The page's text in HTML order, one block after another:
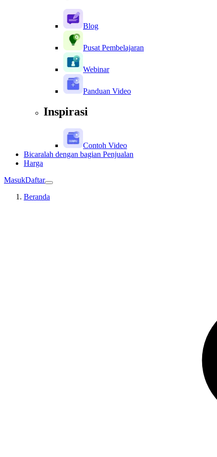
Blog
Pusat Pembelajaran
Webinar
Panduan Video
Inspirasi
Contoh Video
Bicaralah dengan bagian Penjualan
Harga
MasukDaftar
Beranda